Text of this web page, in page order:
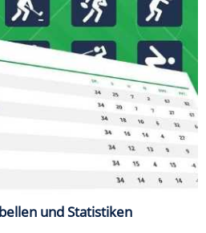
und Statistiken